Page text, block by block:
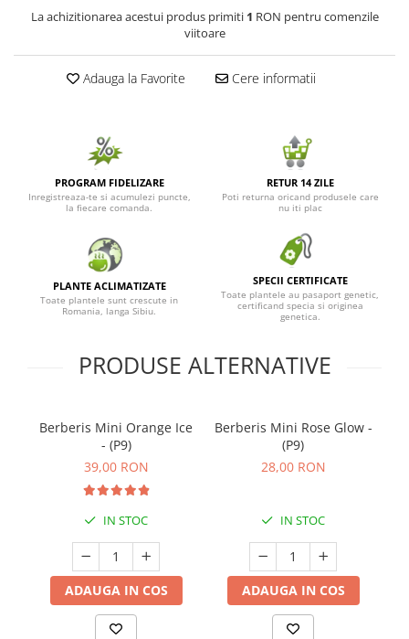
La achizitionarea acestui produs primiti 1 RON pentru comenzile
viitoare
Adauga la Favorite Cere informatii
PROGRAM FIDELIZARE
Inregistreaza-te si acumulezi puncte,
la fiecare comanda.
RETUR 14 ZILE
Poti returna oricand produsele care
nu iti plac
PLANTE ACLIMATIZATE
Toate plantele sunt crescute in
Romania, langa Sibiu.
SPECII CERTIFICATE
Toate plantele au pasaport genetic,
certificand specia si originea
genetica.
PRODUSE ALTERNATIVE
Berberis Mini Orange Ice
- (P9)
39,00 RON
IN STOC
ADAUGA IN COS
Berberis Mini Rose Glow -
(P9)
28,00 RON
IN STOC
ADAUGA IN COS